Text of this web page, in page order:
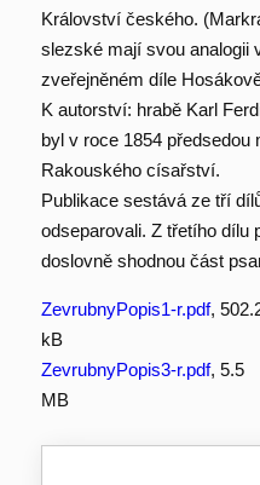
Království českého.
slezské mají svou analogii
zveřejněném díle
K autorství: hrabě Karl
byl v roce 1854 předsedou
Rakouského císařství.
Publikace sestává ze tří
odseparovali. Z třetího dílu
doslovně shodnou část
ZevrubnyPopis1-r.pdf,
kB
ZevrubnyPopis3-r.pdf, 5.5
MB